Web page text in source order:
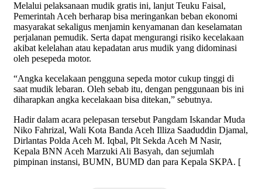
Melalui pelaksanaan mudik gratis ini, lanjut Teuku Faisal,
Pemerintah Aceh berharap bisa meringankan beban ekonomi
masyarakat sekaligus menjamin kenyamanan dan keselamatan
perjalanan pemudik. Serta dapat mengurangi risiko kecelakaan
akibat kelelahan atau kepadatan arus mudik yang didominasi
oleh pesepeda motor.
“Angka kecelakaan pengguna sepeda motor cukup tinggi di
saat mudik lebaran. Oleh sebab itu, dengan penggunaan bis ini
diharapkan angka kecelakaan bisa ditekan,” sebutnya.
Hadir dalam acara pelepasan tersebut Pangdam Iskandar Muda
Niko Fahrizal, Wali Kota Banda Aceh Illiza Saaduddin Djamal,
Dirlantas Polda Aceh M. Iqbal, Plt Sekda Aceh M Nasir,
Kepala BNN Aceh Marzuki Ali Basyah, dan sejumlah
pimpinan instansi, BUMN, BUMD dan para Kepala SKPA. [